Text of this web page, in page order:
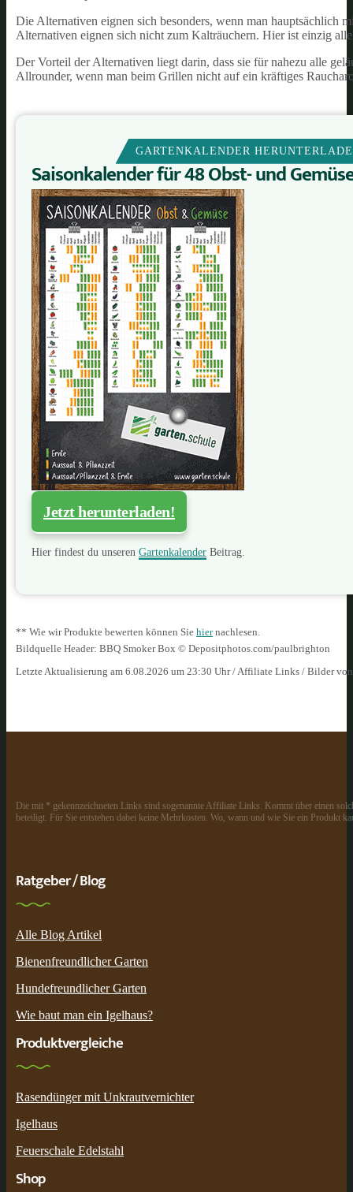
Die Alternativen eignen sich besonders, wenn man hauptsächlich
Alternativen eignen sich nicht zum Kalträuchern. Hier ist einzig
Der Vorteil der Alternativen liegt darin, dass sie für nahezu alle
Allrounder, wenn man beim Grillen nicht auf ein kräftiges
GARTENKALENDER
Saisonkalender für 48 Obst- und
Jetzt herunterladen!
Hier findest du unseren Gartenkalender Beitrag.
** Wie wir Produkte bewerten können Sie hiernachlesen.
Bildquelle Header: BBQ Smoker Box © Depositphotos.com/paulbrighton
Letzte Aktualisierung am 6.08.2026 um 23:30 Uhr / Affiliate Links / Bilder
Die mit * gekennzeichneten Links sind sogenannte Affiliate Links. Kommt über einen
beteiligt. Für Sie entstehen dabei keine Mehrkosten. Wo, wann und wie Sie ein Produkt
Ratgeber / Blog
Alle Blog Artikel
Bienenfreundlicher Garten
Hundefreundlicher Garten
Wie baut man ein Igelhaus?
Produktvergleiche
Rasendünger mit Unkrautvernichter
Igelhaus
Feuerschale Edelstahl
Shop